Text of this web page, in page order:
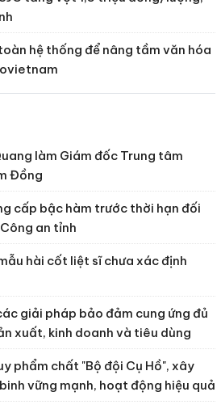
hệ thống để nâng tầm văn hóa
làm Giám đốc Trung tâm
Đồng
cấp bậc hàm trước thời hạn đối
an tỉnh
hài cốt liệt sĩ chưa xác định
giải pháp bảo đảm cung ứng đủ
xuất, kinh doanh và tiêu dùng
phẩm chất "Bộ đội Cụ Hồ", xây
vững mạnh, hoạt động hiệu quả